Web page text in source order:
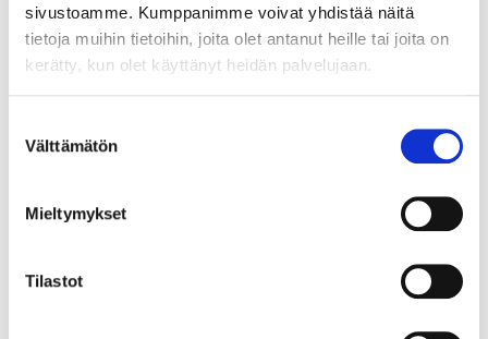
sivustoamme. Kumppanimme voivat yhdistää näitä
tietoja muihin tietoihin, joita olet antanut heille tai joita on
kerätty, kun olet käyttänyt heidän palvelujaan.
valinta
Välttämätön
Mieltymykset
Tilastot
oy ja Savon
koulutuskuntayhtymä tekevät
vuoden 2017 aikana
Savilahteen sijoittuvista
mennessä. Investointina
kokonaisuus on 70-80 milj
käynnistävät Savilahden